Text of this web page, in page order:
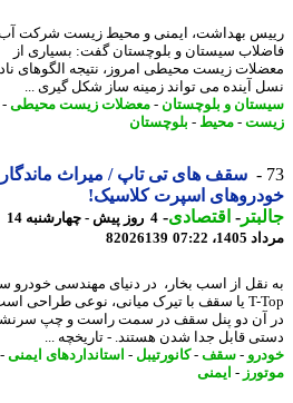
بهداشت، ایمنی و محیط زیست شرکت آب و
سیستان و بلوچستان گفت: بسیاری از
زیست محیطی امروز، نتیجه الگوهای
آینده می تواند زمینه ساز شکل گیری ...
و بلوچستان-معضلات زیست محیطی-
-محیط-بلوچستان
سقف های تی تاپ / میراث ماندگار
اسپرت کلاسیک!
-اقتصادی-
4 روز پیش - چهارشنبه 14
07:22
82026139
از اسب بخار، در دنیای مهندسی خودرو سقف
T-Top یا سقف با تیرک میانی، نوعی طراحی است که
دو پنل سقف در سمت راست و چپ سرنشینان
قابل جدا شدن هستند. - تاریخچه ...
-سقف-کانورتیبل -استانداردهای ایمنی-
-ایمنی